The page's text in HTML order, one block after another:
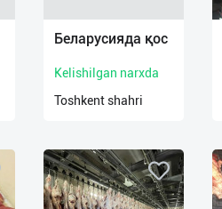
Беларусияда қос
Kelishilgan narxda
Toshkent shahri